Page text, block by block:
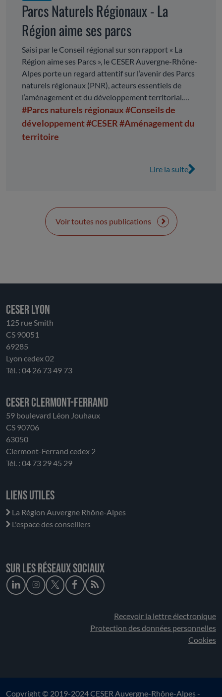
Parcs Naturels Régionaux - La
Région aime ses parcs
Saisi par le Conseil régional sur son rapport « La
Région aime ses Parcs », le CESER Auvergne-Rhône-
Alpes porte un regard attentif sur l’avenir des Parcs
naturels régionaux (PNR), acteurs essentiels de
l’aménagement et du développement territorial.
Territoires d’exception, les PNR conjuguent
préservation des patrimoines naturels, paysagers et
culturels avec développement économique, social et
faire émerger des solutions concrètes, fondées sur
de la Région, le CESER souligne l’opportunité que
représente cette nouvelle ambition régionale. Il
souplesse, leur ancrage local et leur capacité
d’initiative, conditions indispensables à leur réussite.
L’enjeu est de trouver un équilibre juste entre
orientation stratégique régionale et autonomie des
territoires, entre harmonisation et respect de la
diversité. Au-delà de cet avis, le CESER réaffirme son
environnementaux, économiques et sociaux de la
région, au service de tous ses habitants.
#Parcs naturels régionaux#Conseils de
développement#CESER#Aménagement du
territoire
Lire la suite
Voir toutes nos publications
CESER LYON
125 rue Smith
CS 90051
69285
Lyon cedex 02
Tél. : 04 26 73 49 73
CESER Clermont-Ferrand
59 boulevard Léon Jouhaux
CS 90706
63050
Clermont-Ferrand cedex 2
Tél. : 04 73 29 45 29
Liens utiles
La Région Auvergne Rhône-Alpes
L'espace des conseillers
Sur les réseaux sociaux
Recevoir la lettre électronique
Protection des données personnelles
Cookies
Copyright © 2019-2024 CESER Auvergne-Rhône-Alpes -